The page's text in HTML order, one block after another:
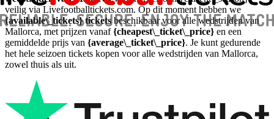
veilig via Livefootballtickets.com. Op dit moment hebben we
{available\_tickets} tickets beschikbaar voor alle wedstrijden van
Mallorca, met prijzen vanaf{cheapest\_ticket\_price} en een
gemiddelde prijs van {average\_ticket\_price}. Je kunt gedurende
het hele seizoen tickets kopen voor alle wedstrijden van Mallorca,
zowel thuis als uit.